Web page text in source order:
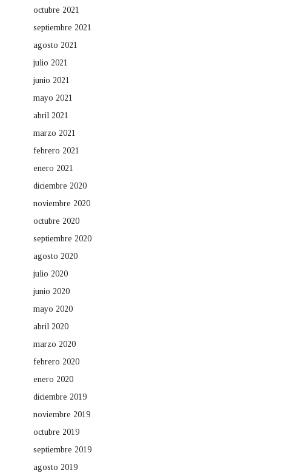
octubre 2021
septiembre 2021
agosto 2021
julio 2021
junio 2021
mayo 2021
abril 2021
marzo 2021
febrero 2021
enero 2021
diciembre 2020
noviembre 2020
octubre 2020
septiembre 2020
agosto 2020
julio 2020
junio 2020
mayo 2020
abril 2020
marzo 2020
febrero 2020
enero 2020
diciembre 2019
noviembre 2019
octubre 2019
septiembre 2019
agosto 2019